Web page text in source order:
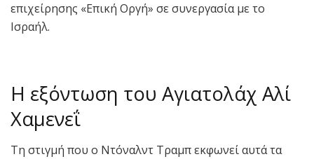
επιχείρησης «Επική Οργή» σε συνεργασία με το
Ισραήλ.
Η εξόντωση του Αγιατολάχ Αλί
Χαμενεΐ
Τη στιγμή που ο Ντόναλντ Τραμπ εκφωνεί αυτά τα